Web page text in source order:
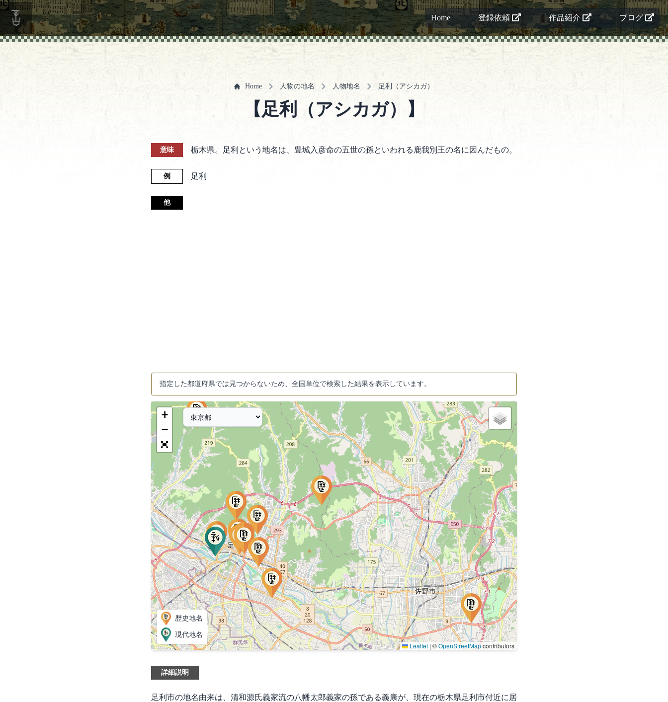
Home 登録依頼 作品紹介 ブログ
Home 人物の地名 人物地名 足利（アシカガ）
【足利（アシカガ）】
意味 栃木県。足利という地名は、豊城入彦命の五世の孫といわれる鹿我別王の名に因んだもの。
例 足利
他
指定した都道府県では見つからないため、全国単位で検索した結果を表示しています。
歴史地名
現代地名
+
−
Leaflet | ©OpenStreetMapcontributors
詳細説明
足利市の地名由来は、清和源氏義家流の八幡太郎義家の孫である義康が、現在の栃木県足利市付近に居